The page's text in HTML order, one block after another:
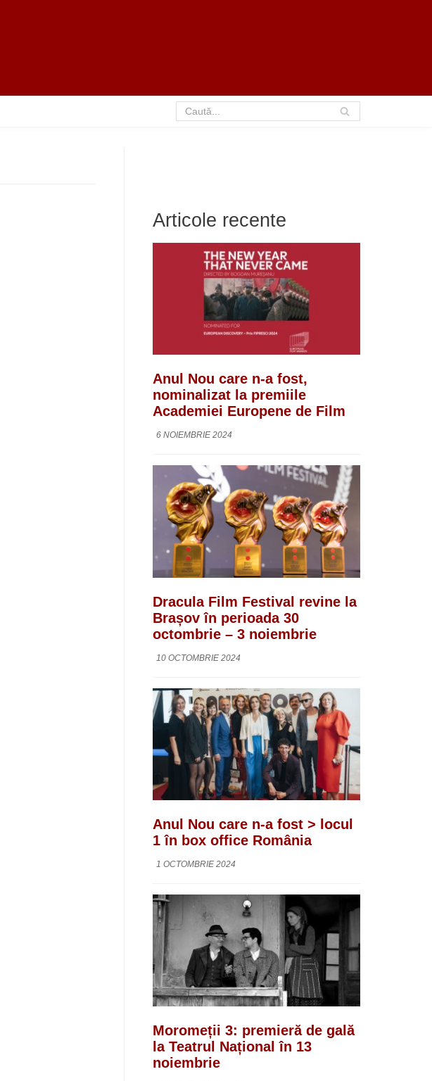
Articole recente
Anul Nou care n-a fost,
nominalizat la premiile
Academiei Europene de Film
6 NOIEMBRIE 2024
Dracula Film Festival revine la
Brașov în perioada 30
octombrie – 3 noiembrie
10 OCTOMBRIE 2024
Anul Nou care n-a fost > locul
1 în box office România
1 OCTOMBRIE 2024
Moromeții 3: premieră de gală
la Teatrul Național în 13
noiembrie